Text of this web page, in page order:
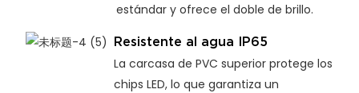
estándar y ofrece el doble de brillo.
Resistente al agua IP65
La carcasa de PVC superior protege los
chips LED, lo que garantiza un